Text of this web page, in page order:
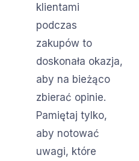
klientami
podczas
zakupów to
doskonała okazja,
aby na bieżąco
zbierać opinie.
Pamiętaj tylko,
aby notować
uwagi, które